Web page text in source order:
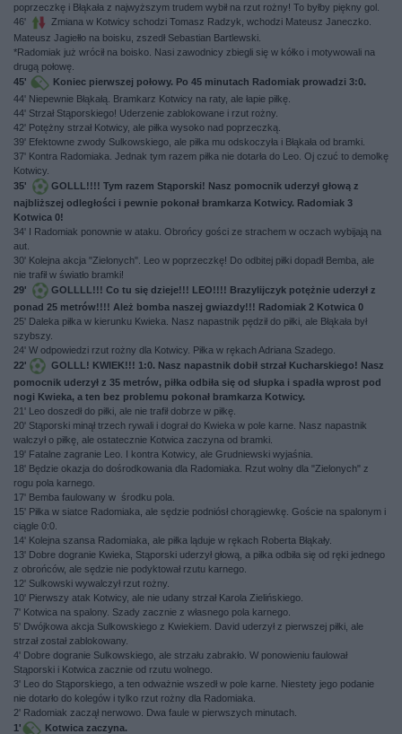
poprzeczkę i Błąkała z najwyższym trudem wybił na rzut rożny! To byłby piękny gol.
46'
Zmiana w Kotwicy schodzi Tomasz Radzyk, wchodzi Mateusz Janeczko.
Mateusz Jagiełło na boisku, zszedł Sebastian Bartlewski.
*Radomiak już wrócił na boisko. Nasi zawodnicy zbiegli się w kółko i motywowali na
drugą połowę.
45'
Koniec pierwszej połowy. Po 45 minutach Radomiak prowadzi 3:0.
44' Niepewnie Błąkałą. Bramkarz Kotwicy na raty, ale łapie piłkę.
44' Strzał Stąporskiego! Uderzenie zablokowane i rzut rożny.
42' Potężny strzał Kotwicy, ale piłka wysoko nad poprzeczką.
39' Efektowne zwody Sulkowskiego, ale piłka mu odskoczyła i Błąkała od bramki.
37' Kontra Radomiaka. Jednak tym razem piłka nie dotarła do Leo. Oj czuć to demolkę
Kotwicy.
35'
GOLLL!!!! Tym razem Stąporski! Nasz pomocnik uderzył głową z
najbliższej odległości i pewnie pokonał bramkarza Kotwicy. Radomiak 3
Kotwica 0!
34' I Radomiak ponownie w ataku. Obrońcy gości ze strachem w oczach wybijają na
aut.
30' Kolejna akcja "Zielonych". Leo w poprzeczkę! Do odbitej piłki dopadł Bemba, ale
nie trafił w światło bramki!
29'
GOLLLL!!! Co tu się dzieje!!! LEO!!!! Brazylijczyk potężnie uderzył z
ponad 25 metrów!!!! Ależ bomba naszej gwiazdy!!! Radomiak 2 Kotwica 0
25' Daleka piłka w kierunku Kwieka. Nasz napastnik pędził do piłki, ale Błąkała był
szybszy.
24' W odpowiedzi rzut rożny dla Kotwicy. Piłka w rękach Adriana Szadego.
22'
GOLLL! KWIEK!!! 1:0. Nasz napastnik dobił strzał Kucharskiego! Nasz
pomocnik uderzył z 35 metrów, piłka odbiła się od słupka i spadła wprost pod
nogi Kwieka, a ten bez problemu pokonał bramkarza Kotwicy.
21' Leo doszedł do piłki, ale nie trafił dobrze w piłkę.
20' Stąporski minął trzech rywali i dograł do Kwieka w pole karne. Nasz napastnik
walczył o piłkę, ale ostatecznie Kotwica zaczyna od bramki.
19' Fatalne zagranie Leo. I kontra Kotwicy, ale Grudniewski wyjaśnia.
18' Będzie okazja do dośrodkowania dla Radomiaka. Rzut wolny dla "Zielonych" z
rogu pola karnego.
17' Bemba faulowany w środku pola.
15' Piłka w siatce Radomiaka, ale sędzie podniósł chorągiewkę. Goście na spalonym i
ciągle 0:0.
14' Kolejna szansa Radomiaka, ale piłka ląduje w rękach Roberta Błąkały.
13' Dobre dogranie Kwieka, Stąporski uderzył głową, a piłka odbiła się od ręki jednego
z obrońców, ale sędzie nie podyktował rzutu karnego.
12' Sulkowski wywalczył rzut rożny.
10' Pierwszy atak Kotwicy, ale nie udany strzał Karola Zielińskiego.
7' Kotwica na spalony. Szady zacznie z własnego pola karnego.
5' Dwójkowa akcja Sulkowskiego z Kwiekiem. David uderzył z pierwszej piłki, ale
strzał został zablokowany.
4' Dobre dogranie Sulkowskiego, ale strzału zabrakło. W ponowieniu faulował
Stąporski i Kotwica zacznie od rzutu wolnego.
3' Leo do Stąporskiego, a ten odważnie wszedł w pole karne. Niestety jego podanie
nie dotarło do kolegów i tylko rzut rożny dla Radomiaka.
2' Radomiak zaczął nerwowo. Dwa faule w pierwszych minutach.
1'
Kotwica zaczyna.